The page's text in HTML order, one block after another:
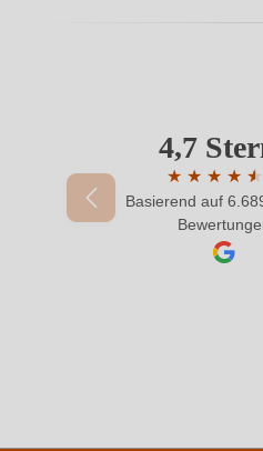
Qualität
Ihre E-Mail-Adresse
Ihr Passwort
4,7
★ ★ ★ ★ ★
★
Basierend auf